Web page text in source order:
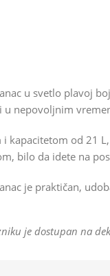
u svetlo plavoj
u nepovoljnim
kapacitetom od 21
bilo da idete na
je praktičan,
je dostupan na